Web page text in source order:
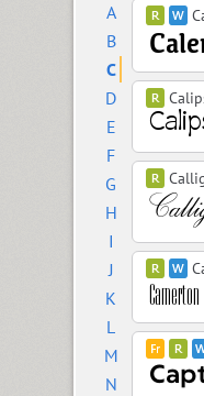
A
B
C
D
E
F
G
H
I
J
K
L
M
N